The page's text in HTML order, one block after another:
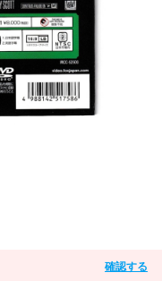
確認する